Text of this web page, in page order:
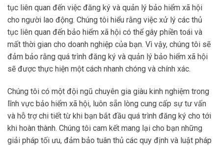
tục liên quan đến việc đăng ký và quản lý bảo hiểm xã hội
cho người lao động. Chúng tôi hiểu rằng việc xử lý các thủ
tục liên quan đến bảo hiểm xã hội có thể gây phiền toái và
mất thời gian cho doanh nghiệp của bạn. Vì vậy, chúng tôi sẽ
đảm bảo rằng quá trình đăng ký và quản lý bảo hiểm xã hội
sẽ được thực hiện một cách nhanh chóng và chính xác.
Chúng tôi có một đội ngũ chuyên gia giàu kinh nghiệm trong
lĩnh vực bảo hiểm xã hội, luôn sẵn lòng cung cấp sự tư vấn
và hỗ trợ chi tiết từ khi bạn bắt đầu quá trình đăng ký cho tới
khi hoàn thành. Chúng tôi cam kết mang lại cho bạn những
giải pháp tối ưu, đảm bảo tuân thủ các quy định và luật pháp